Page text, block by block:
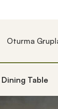
Oturma
Table